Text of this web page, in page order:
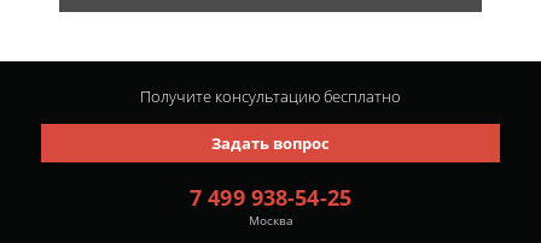
7 499 938-54-25
Москва
Задать вопрос
Получите консультациюбесплатно